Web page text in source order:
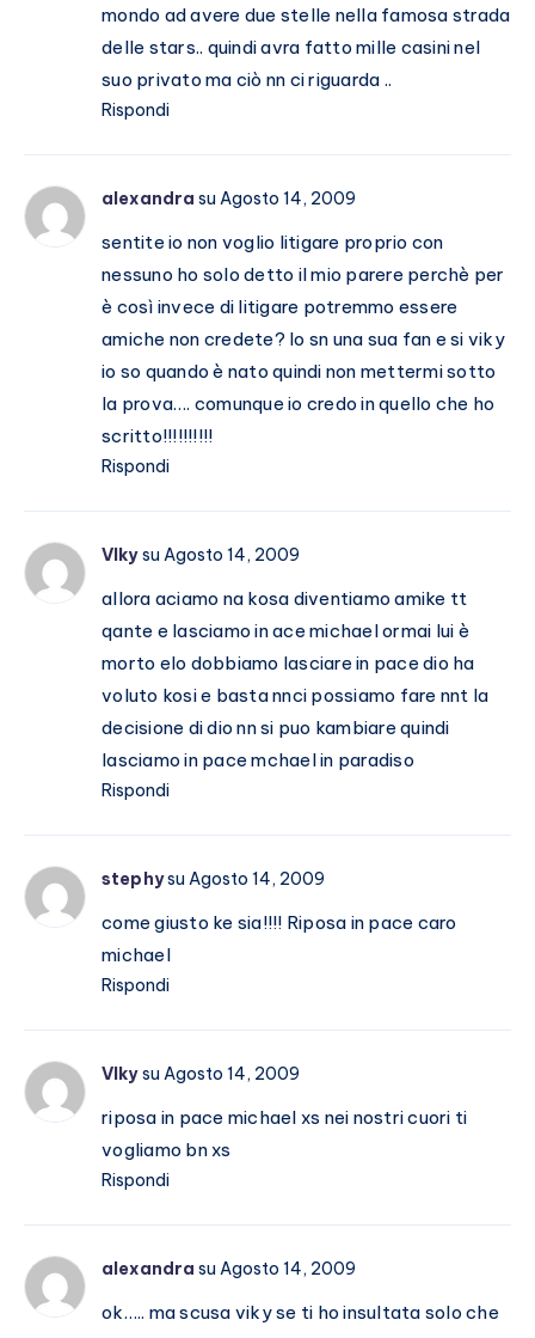
mondo ad avere due stelle nella famosa strada
delle stars.. quindi avra fatto mille casini nel
suo privato ma ciò nn ci riguarda ..
Rispondi
alexandra su Agosto 14, 2009
sentite io non voglio litigare proprio con
nessuno ho solo detto il mio parere perchè per
è così invece di litigare potremmo essere
amiche non credete? Io sn una sua fan e si viky
io so quando è nato quindi non mettermi sotto
la prova…. comunque io credo in quello che ho
scritto!!!!!!!!!!
Rispondi
VIkysu Agosto 14, 2009
allora aciamo na kosa diventiamo amike tt
qante e lasciamo in ace michael ormai lui è
morto elo dobbiamo lasciare in pace dio ha
voluto kosi e basta nnci possiamo fare nnt la
decisione di dio nn si puo kambiare quindi
lasciamo in pace mchael in paradiso
Rispondi
stephysu Agosto 14, 2009
come giusto ke sia!!!! Riposa in pace caro
michael
Rispondi
VIkysu Agosto 14, 2009
riposa in pace michael xs nei nostri cuori ti
vogliamo bn xs
Rispondi
alexandra su Agosto 14, 2009
ok….. ma scusa viky se ti ho insultata solo che